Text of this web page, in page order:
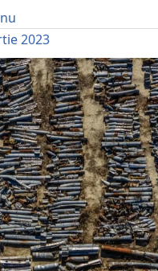
2023